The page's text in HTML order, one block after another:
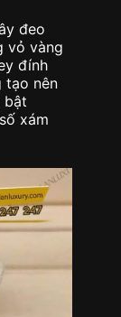
đeo
vỏ vàng
đính
tạo nên
bật
xám